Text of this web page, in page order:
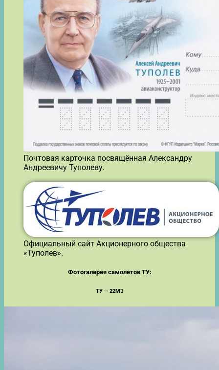
Почтовая карточка посвящённая Александру
Андреевичу Туполеву.
Официальный сайт Акционерного общества
«Туполев».
Фотогалерея самолетов ТУ:
ТУ — 22МЗ